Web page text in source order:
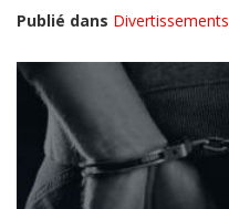
Publié dans Divertissements